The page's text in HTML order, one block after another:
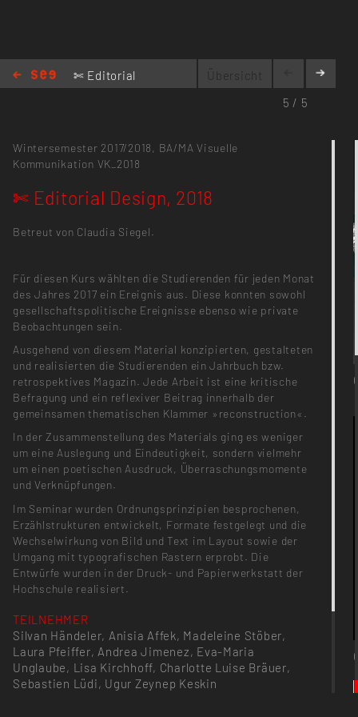
✄ Editorial
Übersicht
5 / 5
Wintersemester 2017/2018, BA/MA Visuelle
Kommunikation VK_2018
✄ Editorial Design, 2018
Betreut von Claudia Siegel.
Für diesen Kurs wählten die Studierenden für jeden Monat
des Jahres 2017 ein Ereignis aus. Diese konnten sowohl
gesellschaftspolitische Ereignisse ebenso wie private
Beobachtungen sein.
Ausgehend von diesem Material konzipierten, gestalteten
und realisierten die Studierenden ein Jahrbuch bzw.
retrospektives Magazin. Jede Arbeit ist eine kritische
Befragung und ein reflexiver Beitrag innerhalb der
gemeinsamen thematischen Klammer »reconstruction«.
In der Zusammenstellung des Materials ging es weniger
um eine Auslegung und Eindeutigkeit, sondern vielmehr
um einen poetischen Ausdruck, Überraschungsmomente
und Verknüpfungen.
Im Seminar wurden Ordnungsprinzipien besprochenen,
Erzählstrukturen entwickelt, Formate festgelegt und die
Wechselwirkung von Bild und Text im Layout sowie der
Umgang mit typografischen Rastern erprobt. Die
Entwürfe wurden in der Druck- und Papierwerkstatt der
Hochschule realisiert.
TEILNEHMER
Silvan Händeler, Anisia Affek, Madeleine Stöber,
Laura Pfeiffer, Andrea Jimenez, Eva-Maria
Unglaube, Lisa Kirchhoff, Charlotte Luise Bräuer,
Sebastien Lüdi, Ugur Zeynep Keskin